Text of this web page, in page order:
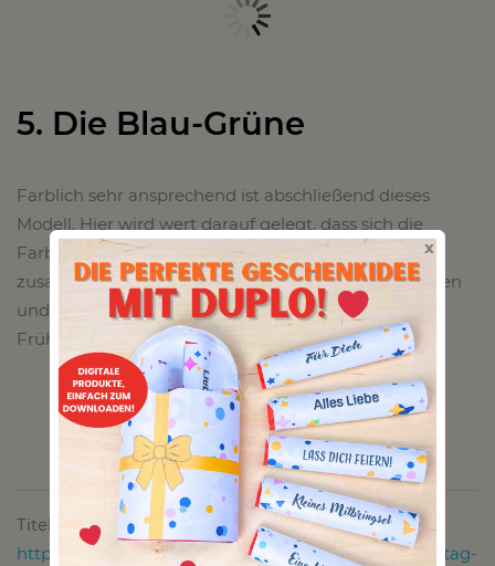
x
5. Die Blau-Grüne
Farblich sehr ansprechend ist abschließend dieses
Modell. Hier wird wert darauf gelegt, dass sich die
Farben und Muster wiederholen und wirklich
zusammenpassen! Sie kann sich wirklich sehen lassen
und macht sich mit diesen Farben vor allem gut im
Frühling!
Titelbild von pixabay.com:
https://pixabay.com/de/valentin-herz-bunt-valentinstag-